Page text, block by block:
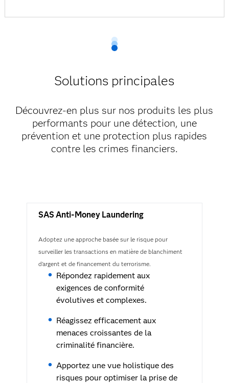
Solutions principales
Découvrez-en plus sur nos produits les plus
performants pour une détection, une
prévention et une protection plus rapides
contre les crimes financiers.
SAS Anti-Money Laundering
Adoptez une approche basée sur le risque pour
surveiller les transactions en matière de blanchiment
d'argent et de financement du terrorisme.
Répondez rapidement aux
exigences de conformité
évolutives et complexes.
Réagissez efficacement aux
menaces croissantes de la
criminalité financière.
Apportez une vue holistique des
risques pour optimiser la prise de